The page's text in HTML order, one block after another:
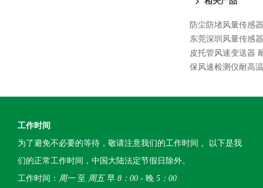
防尘防堵风量传感
东莞深圳风量传感
皮托管风速变送器
保风速检测仪耐高
工作时间
为了避免不必要的等待，敬请注意我们的工作时间 。以下是我
们的正常工作时间，中国大陆法定节假日除外。
工作时间： 周一至 周五早 8：00 - 晚 5：00